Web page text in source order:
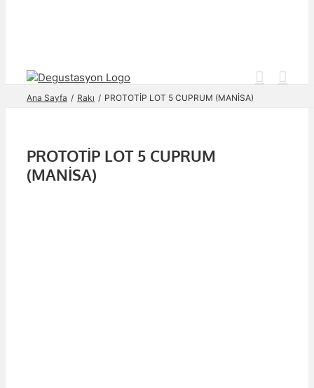
Ana Sayfa Rakı PROTOTİP LOT 5 CUPRUM (MANİSA)
PROTOTİP LOT 5 CUPRUM
(MANİSA)